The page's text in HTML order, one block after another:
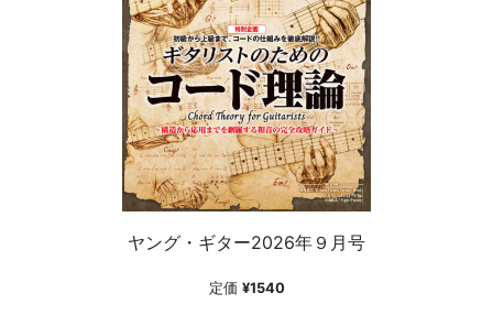
ヤング・ギター2026年９月号
定価 ¥1540